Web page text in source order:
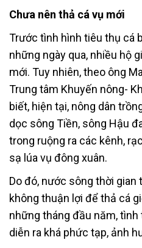
Chưa nên thả cá vụ mới
Trước tình hình tiêu thụ cá
những ngày qua, nhiều hộ
mới. Tuy nhiên, theo ông
Trung tâm Khuyến nông-
biết, hiện tại, nông dân
dọc sông Tiền, sông Hậu
trong ruộng ra các kênh,
sạ lúa vụ đông xuân.
Do đó, nước sông thời gian
không thuận lợi để thả cá
những tháng đầu năm,
diễn ra khá phức tạp, ảnh